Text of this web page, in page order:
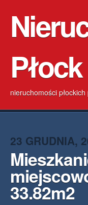
Płock
nieruchomości
23 GRUDNIA,
33.82m2